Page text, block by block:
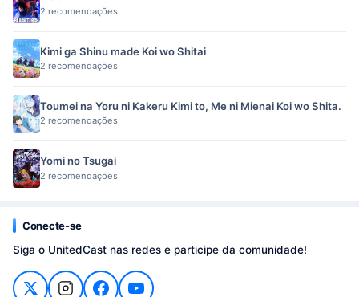
2 recomendações
Kimi ga Shinu made Koi wo Shitai
2 recomendações
Toumei na Yoru ni Kakeru Kimi to, Me ni Mienai Koi wo Shita.
2 recomendações
Yomi no Tsugai
2 recomendações
Conecte-se
Siga o UnitedCast nas redes e participe da comunidade!